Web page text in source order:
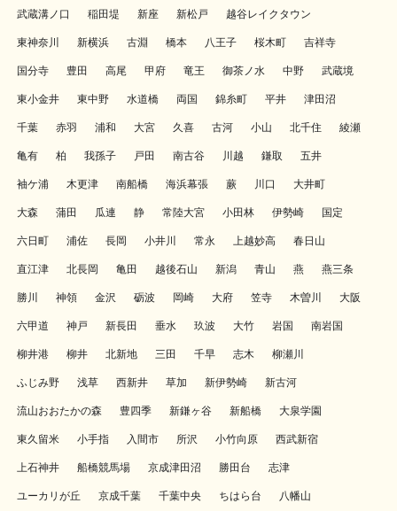
武蔵溝ノ口 稲田堤 新座 新松戸 越谷レイクタウン
東神奈川 新横浜 古淵 橋本 八王子 桜木町 吉祥寺
国分寺 豊田 高尾 甲府 竜王 御茶ノ水 中野 武蔵境
東小金井 東中野 水道橋 両国 錦糸町 平井 津田沼
千葉 赤羽 浦和 大宮 久喜 古河 小山 北千住 綾瀬
亀有 柏 我孫子 戸田 南古谷 川越 鎌取 五井
袖ケ浦 木更津 南船橋 海浜幕張 蕨 川口 大井町
大森 蒲田 瓜連 静 常陸大宮 小田林 伊勢崎 国定
六日町 浦佐 長岡 小井川 常永 上越妙高 春日山
直江津 北長岡 亀田 越後石山 新潟 青山 燕 燕三条
勝川 神領 金沢 砺波 岡崎 大府 笠寺 木曽川 大阪
六甲道 神戸 新長田 垂水 玖波 大竹 岩国 南岩国
柳井港 柳井 北新地 三田 千早 志木 柳瀬川
ふじみ野 浅草 西新井 草加 新伊勢崎 新古河
流山おおたかの森 豊四季 新鎌ヶ谷 新船橋 大泉学園
東久留米 小手指 入間市 所沢 小竹向原 西武新宿
上石神井 船橋競馬場 京成津田沼 勝田台 志津
ユーカリが丘 京成千葉 千葉中央 ちはら台 八幡山